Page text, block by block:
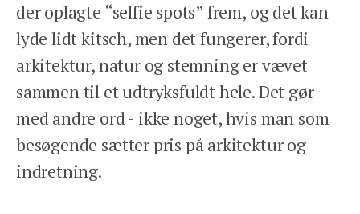
der oplagte “selfie spots” frem, og det kan
lyde lidt kitsch, men det fungerer, fordi
arkitektur, natur og stemning er vævet
sammen til et udtryksfuldt hele. Det gør -
med andre ord - ikke noget, hvis man som
besøgende sætter pris på arkitektur og
indretning.